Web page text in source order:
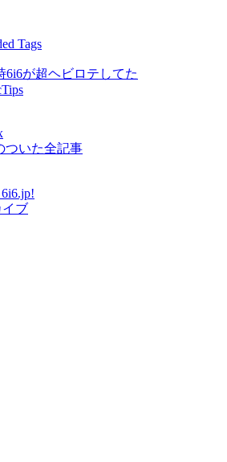
Tags
6i6が超ヘビロテしてた
ついた全記事
6i6.jp!
ブ